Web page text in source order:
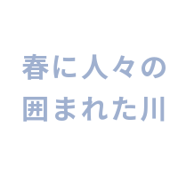
春に人々
囲まれた川